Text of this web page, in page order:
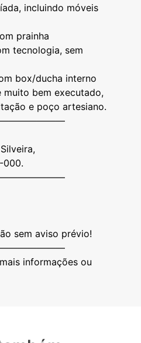
incluindo móveis
prainha
tecnologia, sem
box/ducha interno
bem executado,
e poço artesiano.
000.
sem aviso prévio!
informações ou